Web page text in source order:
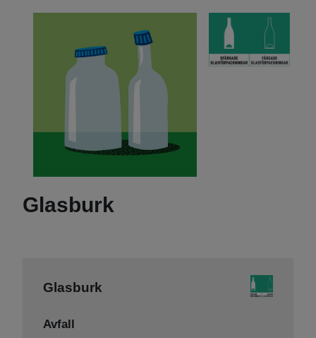
Glasburk
Glasburk
Avfall